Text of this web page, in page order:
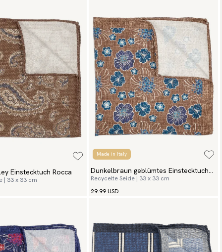
Einstecktuch Rocca
| 33 x 33 cm
Made in Italy
Dunkelbraun geblümtes Einstecktuch
Spezia
Recycelte Seide | 33 x 33 cm
29.99 USD